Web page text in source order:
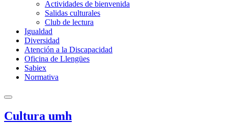
Actividades de bienvenida
Salidas culturales
Club de lectura
Igualdad
Diversidad
Atención a la Discapacidad
Oficina de Llengües
Sabiex
Normativa
Cultura umh